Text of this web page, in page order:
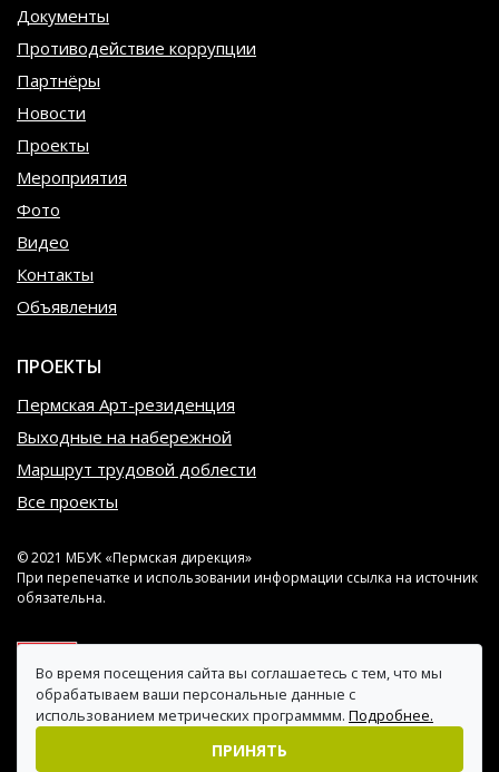
Документы
Противодействие коррупции
Партнёры
Новости
Проекты
Мероприятия
Фото
Видео
Контакты
Объявления
ПРОЕКТЫ
Пермская Арт-резиденция
Выходные на набережной
Маршрут трудовой доблести
Все проекты
© 2021 МБУК «Пермская дирекция»
При перепечатке и использовании информации ссылка на источник
обязательна.
Во время посещения сайта вы соглашаетесь с тем, что мы
обрабатываем ваши персональные данные с
использованием метрических программмм. Подробнее.
ПРИНЯТЬ